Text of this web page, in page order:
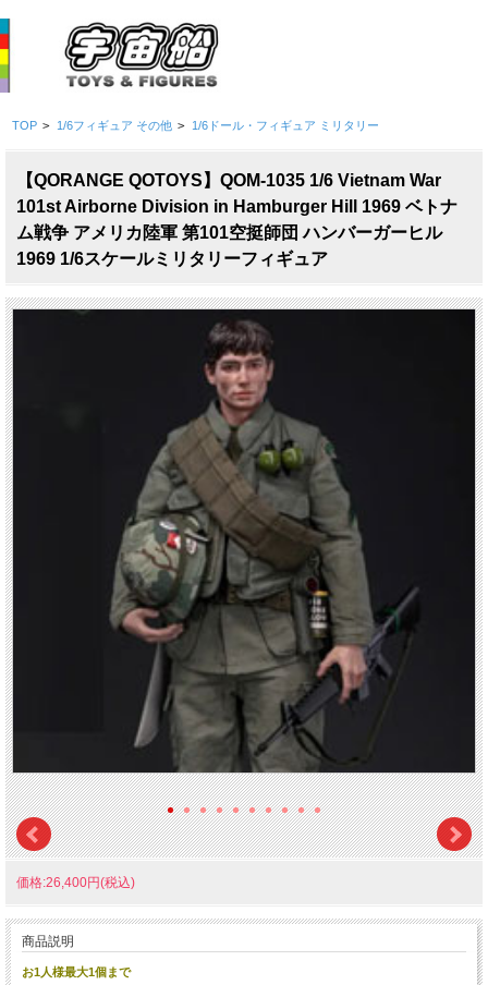
TOP > 1/6フィギュア その他 > 1/6ドール・フィギュア ミリタリー
【QORANGE QOTOYS】QOM-1035 1/6 Vietnam War
101st Airborne Division in Hamburger Hill 1969 ベトナ
ム戦争 アメリカ陸軍 第101空挺師団 ハンバーガーヒル
1969 1/6スケールミリタリーフィギュア
価格:26,400円(税込)
商品説明
お1人様最大1個まで